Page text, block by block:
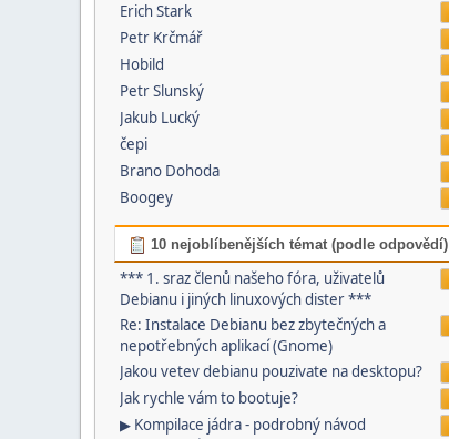
Erich Stark
Petr Krčmář
Hobild
Petr Slunský
Jakub Lucký
čepi
Brano Dohoda
Boogey
10 nejoblíbenějších témat (podle odpovědí)
*** 1. sraz členů našeho fóra, uživatelů
Debianu i jiných linuxových dister ***
Re: Instalace Debianu bez zbytečných a
nepotřebných aplikací (Gnome)
Jakou vetev debianu pouzivate na desktopu?
Jak rychle vám to bootuje?
▶ Kompilace jádra - podrobný návod